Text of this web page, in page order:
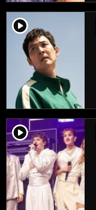
player2
player2